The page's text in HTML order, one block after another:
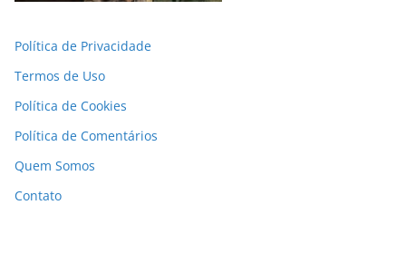
Política de Privacidade
Termos de Uso
Política de Cookies
Política de Comentários
Quem Somos
Contato